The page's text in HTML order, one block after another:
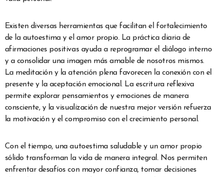
Existen diversas herramientas que facilitan el fortalecimiento
de la autoestima y el amor propio. La práctica diaria de
afirmaciones positivas ayuda a reprogramar el diálogo interno
y a consolidar una imagen más amable de nosotros mismos.
La meditación y la atención plena favorecen la conexión con el
presente y la aceptación emocional. La escritura reflexiva
permite explorar pensamientos y emociones de manera
consciente, y la visualización de nuestra mejor versión refuerza
la motivación y el compromiso con el crecimiento personal.
Con el tiempo, una autoestima saludable y un amor propio
sólido transforman la vida de manera integral. Nos permiten
enfrentar desafíos con mayor confianza, tomar decisiones